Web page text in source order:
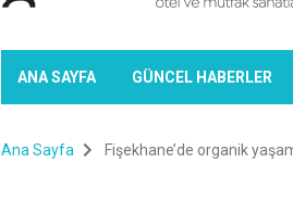
ANA SAYFA GÜNCEL HABERLER
Ana Sayfa Fişekhane’de organik